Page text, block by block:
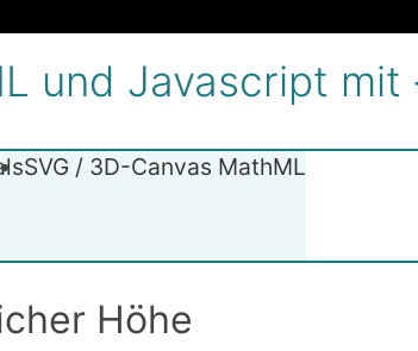
und Javascript mit
SVG / 3D-Canvas MathML
Höhe